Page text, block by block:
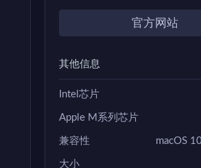
官方网站
其他信息
Intel芯片
Apple M系列芯片
兼容性 macOS
大小